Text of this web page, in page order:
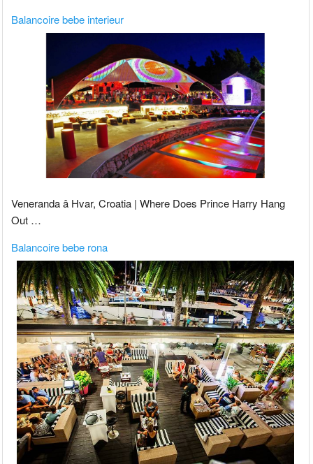
Balancoire bebe interieur
Veneranda â Hvar, Croatia | Where Does Prince Harry Hang
Out …
Balancoire bebe rona